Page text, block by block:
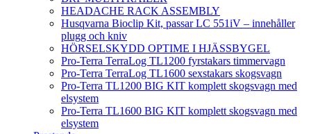
HEADACHE RACK ASSEMBLY
Husqvarna Bioclip Kit, passar LC 551iV – innehåller
plugg och kniv
HÖRSELSKYDD OPTIME I HJÄSSBYGEL
Pro-Terra TerraLog TL1200 fyrstakars timmervagn
Pro-Terra TerraLog TL1600 sexstakars skogsvagn
Pro-Terra TL1200 BIG KIT komplett skogsvagn med
elsystem
Pro-Terra TL1600 BIG KIT komplett skogsvagn med
elsystem